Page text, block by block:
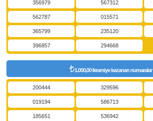
356979 567312
562787 015571
365799 235120
396857 294668
1.000,00 ikramiye kazanan numaralar
200444 329596
019194 586713
185651 536942